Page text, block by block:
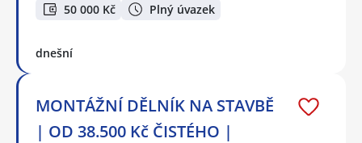
50 000 Kč Plný úvazek
dnešní
MONTÁŽNÍ DĚLNÍK NA STAVBĚ
| OD 38.500 Kč ČISTÉHO |